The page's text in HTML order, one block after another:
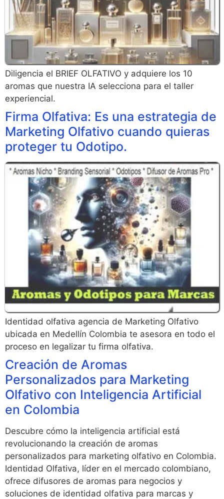
Diligencia el BRIEF OLFATIVO y adquiere los 10
aromas que nuestra IA selecciona para el taller
experiencial.
Firma Olfativa: Es una estrategia de
Marketing Olfativo cuando quieras
proteger tu Odotipo.
Identidad olfativa agencia de Marketing Olfativo
ubicada en Medellín Colombia te asesora en todo el
proceso en legalizar tu firma olfativa.
Creación de Aromas
Personalizados para Marketing
Olfativo con Inteligencia Artificial
en Colombia
Descubre cómo la inteligencia artificial está
revolucionando la creación de aromas
personalizados para marketing olfativo en Colombia.
Identidad Olfativa, líder en el mercado colombiano,
ofrece difusores de aromas para negocios y
soluciones de identidad olfativa para marcas y